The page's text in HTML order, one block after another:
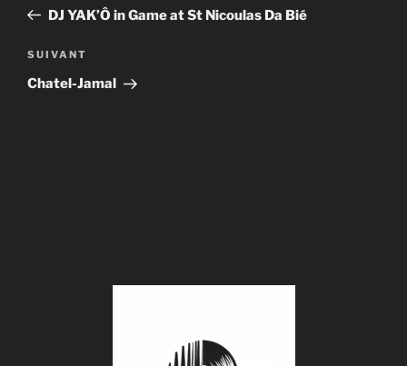
l’article
précédent
DJ YAK’Ô in Game at St Nicoulas Da Bié
Article
suivant
SUIVANT
Chatel-Jamal